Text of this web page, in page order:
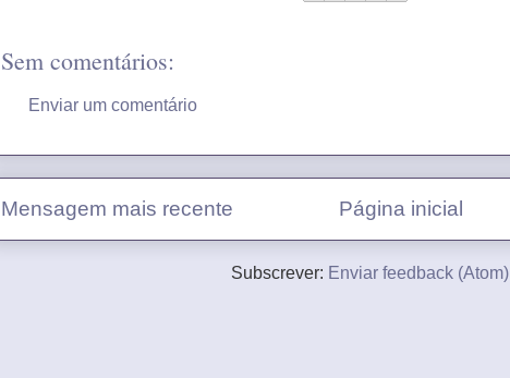
Sem comentários:
Enviar um comentário
Mensagem mais recente Página inicial
Subscrever: Enviar feedback (Atom)